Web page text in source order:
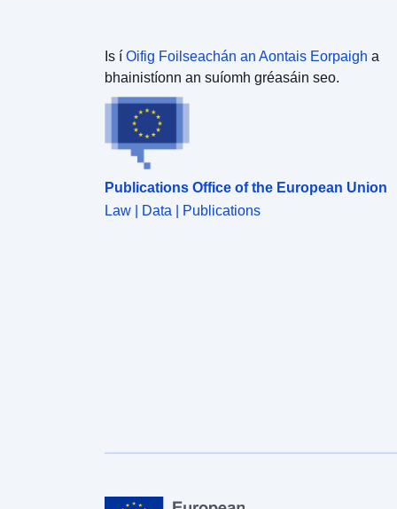
Is í Oifig Foilseachán an Aontais Eorpaigh a
bhainistíonn an suíomh gréasáin seo.
Publications Office of the European Union
Law | Data | Publications